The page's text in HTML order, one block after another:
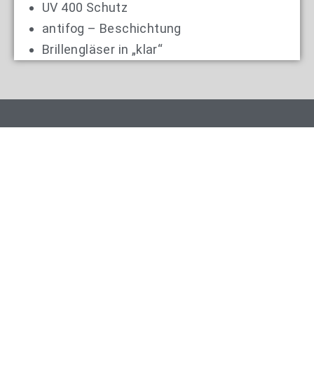
UV 400 Schutz
antifog – Beschichtung
Brillengläser in „klar“